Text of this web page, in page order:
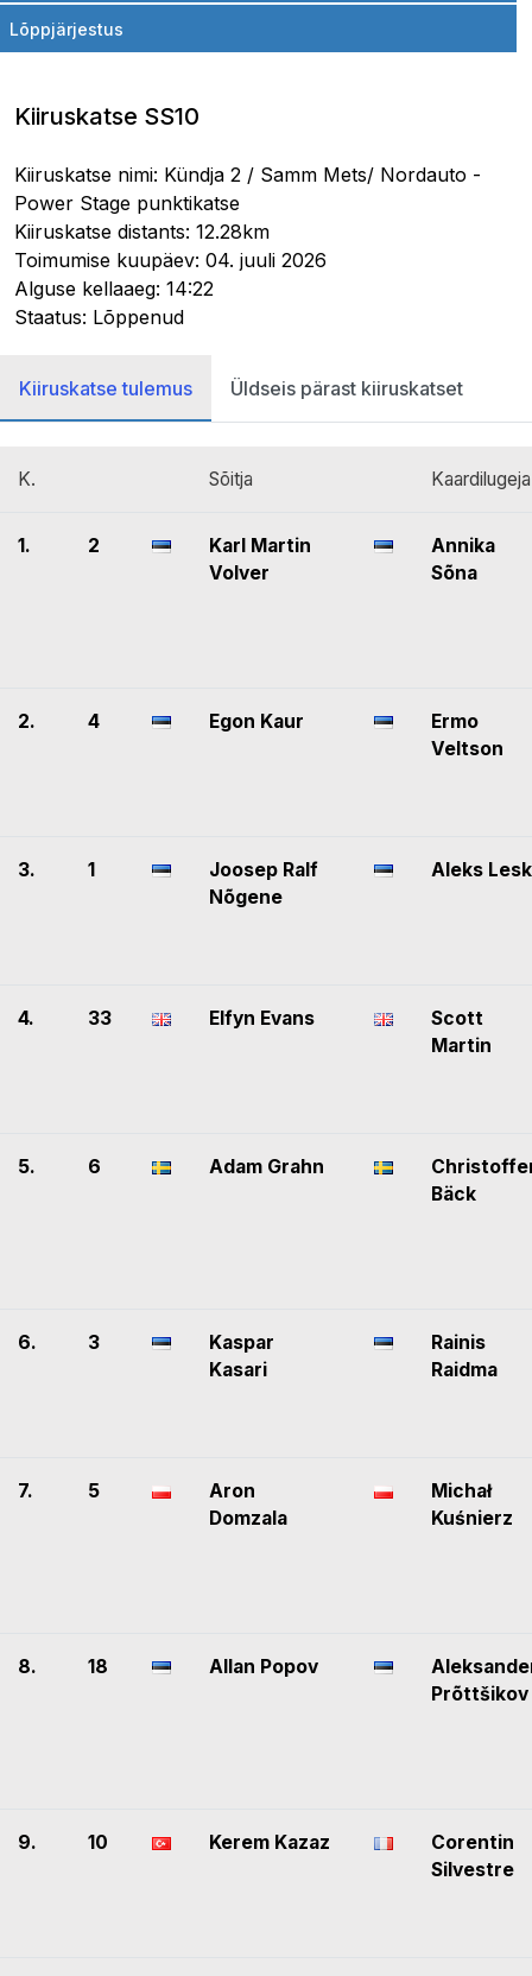
Lõppjärjestus
Kiiruskatse SS10
Kiiruskatse nimi: Kündja 2 / Samm Mets/ Nordauto -
Power Stage punktikatse
Kiiruskatse distants: 12.28km
Toimumise kuupäev: 04. juuli 2026
Alguse kellaaeg: 14:22
Staatus: Lõppenud
Kiiruskatse tulemus Üldseis pärast kiiruskatset
K. Sõitja Kaardilugeja
1. 2
Karl Martin
Volver
Annika
Sõna
2. 4 Egon Kaur
Ermo
Veltson
3. 1
Joosep Ralf
Nõgene
Aleks Lesk
4. 33 Elfyn Evans
Scott
Martin
5. 6 Adam Grahn
Bäck
6. 3
Kaspar
Kasari
Rainis
Raidma
7. 5
Aron
Domzala
Michał
Kuśnierz
8. 18 Allan Popov
Prõttšikov
9. 10 Kerem Kazaz
Corentin
Silvestre